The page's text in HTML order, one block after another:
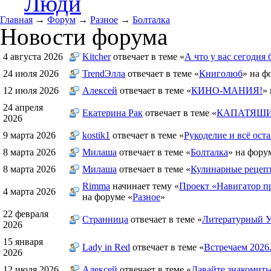
Главная → Форум → Разное → Болталка
Новости форума
4 августа 2026 Kitcherотвечает в теме «А что у вас сегодня
24 июля 2026
TrendЭлла отвечает в теме «Книголюб» на
12 июля 2026
Алексей отвечает в теме «КИНО-МАНИЯ!»
24 апреля
2026
Екатерина Рак отвечает в теме «КАПАТЯШИ
9 марта 2026 kostik1 отвечает в теме «Рукоделие и всё
8 марта 2026
Милаша отвечает в теме «Болталка» на
8 марта 2026
Милаша отвечает в теме «Кулинарные
4 марта 2026
Rimma начинает тему «Проект «Навигатор
на форуме «Разное»
22 февраля
2026
Странница отвечает в теме «Литературный
15 января
2026
Lady in Red отвечает в теме «Встречаем